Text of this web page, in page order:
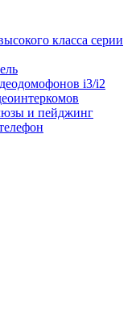
класса серии
i3/i2
и пейджинг